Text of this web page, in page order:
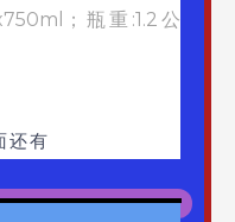
；瓶重:1.2公
还有